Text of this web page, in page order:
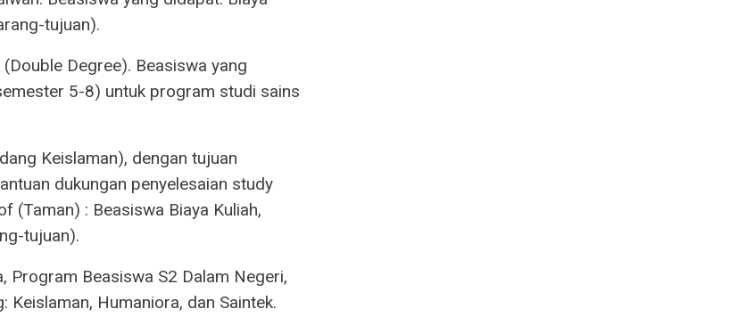
tujuan).
Degree). Beasiswa yang
5-8) untuk program studi sains
Keislaman), dengan tujuan
dukungan penyelesaian study
(Taman) : Beasiswa Biaya Kuliah,
tujuan).
Program Beasiswa S2 Dalam Negeri,
Keislaman, Humaniora, dan Saintek.